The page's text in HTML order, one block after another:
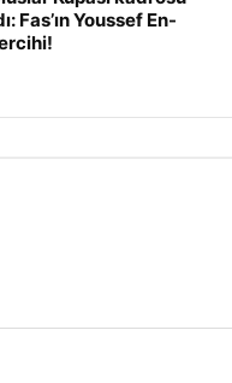
Fas’ın Youssef En-